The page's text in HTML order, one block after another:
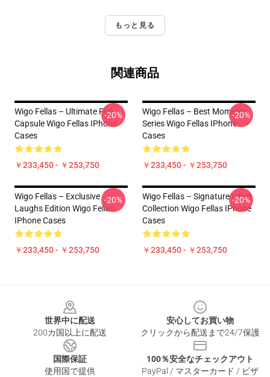
もっと見る
関連商品
Wigo Fellas – Ultimate Fun
Capsule Wigo Fellas IPhone
Cases
￥233,450 - ￥253,750
-20%
Wigo Fellas – Best Moments
Series Wigo Fellas IPhone
Cases
￥233,450 - ￥253,750
-20%
Wigo Fellas – Exclusive
Laughs Edition Wigo Fellas
IPhone Cases
￥233,450 - ￥253,750
-20%
Wigo Fellas – Signature Vibes
Collection Wigo Fellas IPhone
Cases
￥233,450 - ￥253,750
-20%
世界中に配送
200カ国以上に配送
安心してお買い物
クリックから配送まで24/7保護
国際保証
使用国で提供
100％安全なチェックアウト
PayPal / マスターカード / ビザ